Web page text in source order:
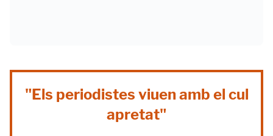
"Els periodistes viuen amb el cul
apretat"